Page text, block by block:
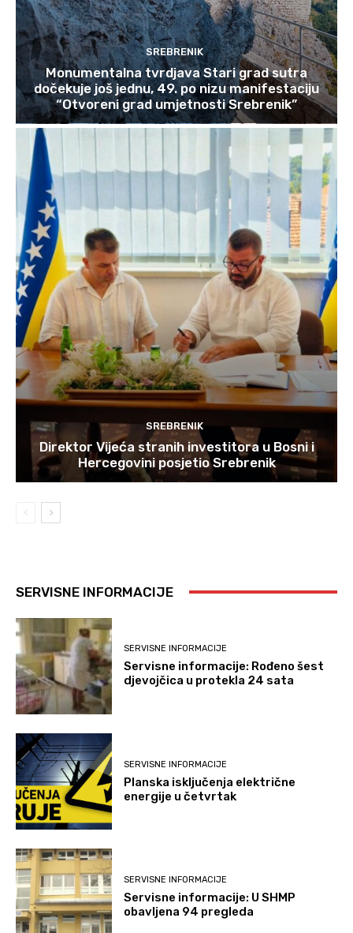
SREBRENIK
Monumentalna tvrdjava Stari grad sutra
dočekuje još jednu, 49. po nizu manifestaciju
“Otvoreni grad umjetnosti Srebrenik”
SREBRENIK
Direktor Vijeća stranih investitora u Bosni i
Hercegovini posjetio Srebrenik
SERVISNE INFORMACIJE
SERVISNE INFORMACIJE
Servisne informacije: Rođeno šest
djevojčica u protekla 24 sata
SERVISNE INFORMACIJE
Planska isključenja električne
energije u četvrtak
SERVISNE INFORMACIJE
Servisne informacije: U SHMP
obavljena 94 pregleda